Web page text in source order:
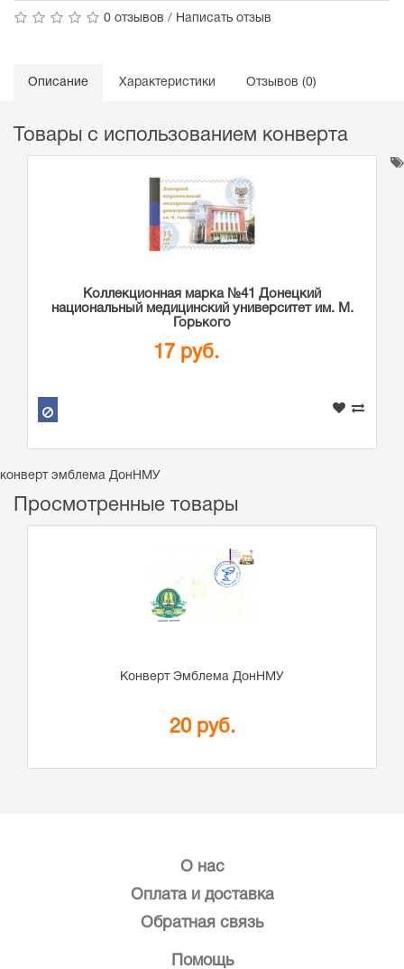
0 отзывов / Написать отзыв
Описание Характеристики Отзывов (0)
Товары с использованием конверта
Коллекционная марка №41 Донецкий
национальный медицинский университет им. М.
Горького
17 руб.
конверт эмблема ДонНМУ
Просмотренные товары
Конверт Эмблема ДонНМУ
20 руб.
О нас
Оплата и доставка
Обратная связь
Помощь